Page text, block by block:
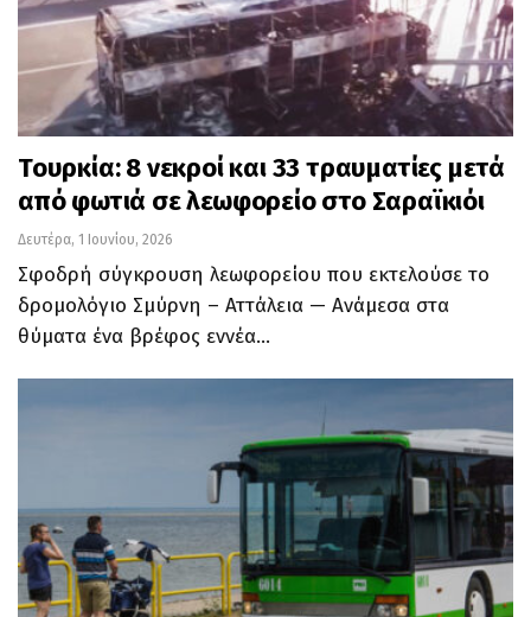
Τουρκία: 8 νεκροί και 33 τραυματίες μετά
από φωτιά σε λεωφορείο στο Σαραϊκιόι
Δευτέρα, 1 Ιουνίου, 2026
Σφοδρή σύγκρουση λεωφορείου που εκτελούσε το
δρομολόγιο Σμύρνη – Αττάλεια — Ανάμεσα στα
θύματα ένα βρέφος εννέα…